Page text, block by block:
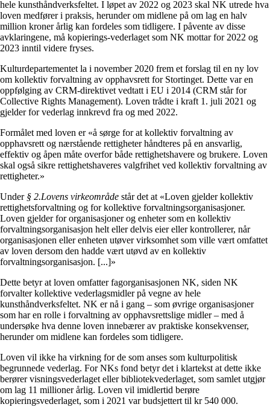
hele kunsthåndverksfeltet. I løpet av 2022 og 2023 skal NK utrede hva
loven medfører i praksis, herunder om midlene på om lag en halv
million kroner årlig kan fordeles som tidligere. I påvente av disse
avklaringene, må kopierings-vederlaget som NK mottar for 2022 og
2023 inntil videre fryses.
Kulturdepartementet la i november 2020 frem et forslag til en ny lov
om kollektiv forvaltning av opphavsrett for Stortinget. Dette var en
oppfølging av CRM-direktivet vedtatt i EU i 2014 (CRM står for
Collective Rights Management). Loven trådte i kraft 1. juli 2021 og
gjelder for vederlag innkrevd fra og med 2022.
Formålet med loven er «å sørge for at kollektiv forvaltning av
opphavsrett og nærstående rettigheter håndteres på en ansvarlig,
effektiv og åpen måte overfor både rettighetshavere og brukere. Loven
skal også sikre rettighetshaveres valgfrihet ved kollektiv forvaltning av
rettigheter.»
Under § 2.Lovens virkeområde står det at «Loven gjelder kollektiv
rettighetsforvaltning og for kollektive forvaltningsorganisasjoner.
Loven gjelder for organisasjoner og enheter som en kollektiv
forvaltningsorganisasjon helt eller delvis eier eller kontrollerer, når
organisasjonen eller enheten utøver virksomhet som ville vært omfattet
av loven dersom den hadde vært utøvd av en kollektiv
forvaltningsorganisasjon. [...]»
Dette betyr at loven omfatter fagorganisasjonen NK, siden NK
forvalter kollektive vederlagsmidler på vegne av hele
kunsthåndverksfeltet. NK er nå i gang – som øvrige organisasjoner
som har en rolle i forvaltning av opphavsrettslige midler – med å
undersøke hva denne loven innebærer av praktiske konsekvenser,
herunder om midlene kan fordeles som tidligere.
Loven vil ikke ha virkning for de som anses som kulturpolitisk
begrunnede vederlag. For NKs fond betyr det i klartekst at dette ikke
berører visningsvederlaget eller bibliotekvederlaget, som samlet utgjør
om lag 11 millioner årlig. Loven vil imidlertid berøre
kopieringsvederlaget, som i 2021 var budsjettert til kr 540 000.